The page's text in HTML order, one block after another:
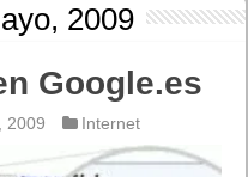
2009
Google.es
2009 Internet